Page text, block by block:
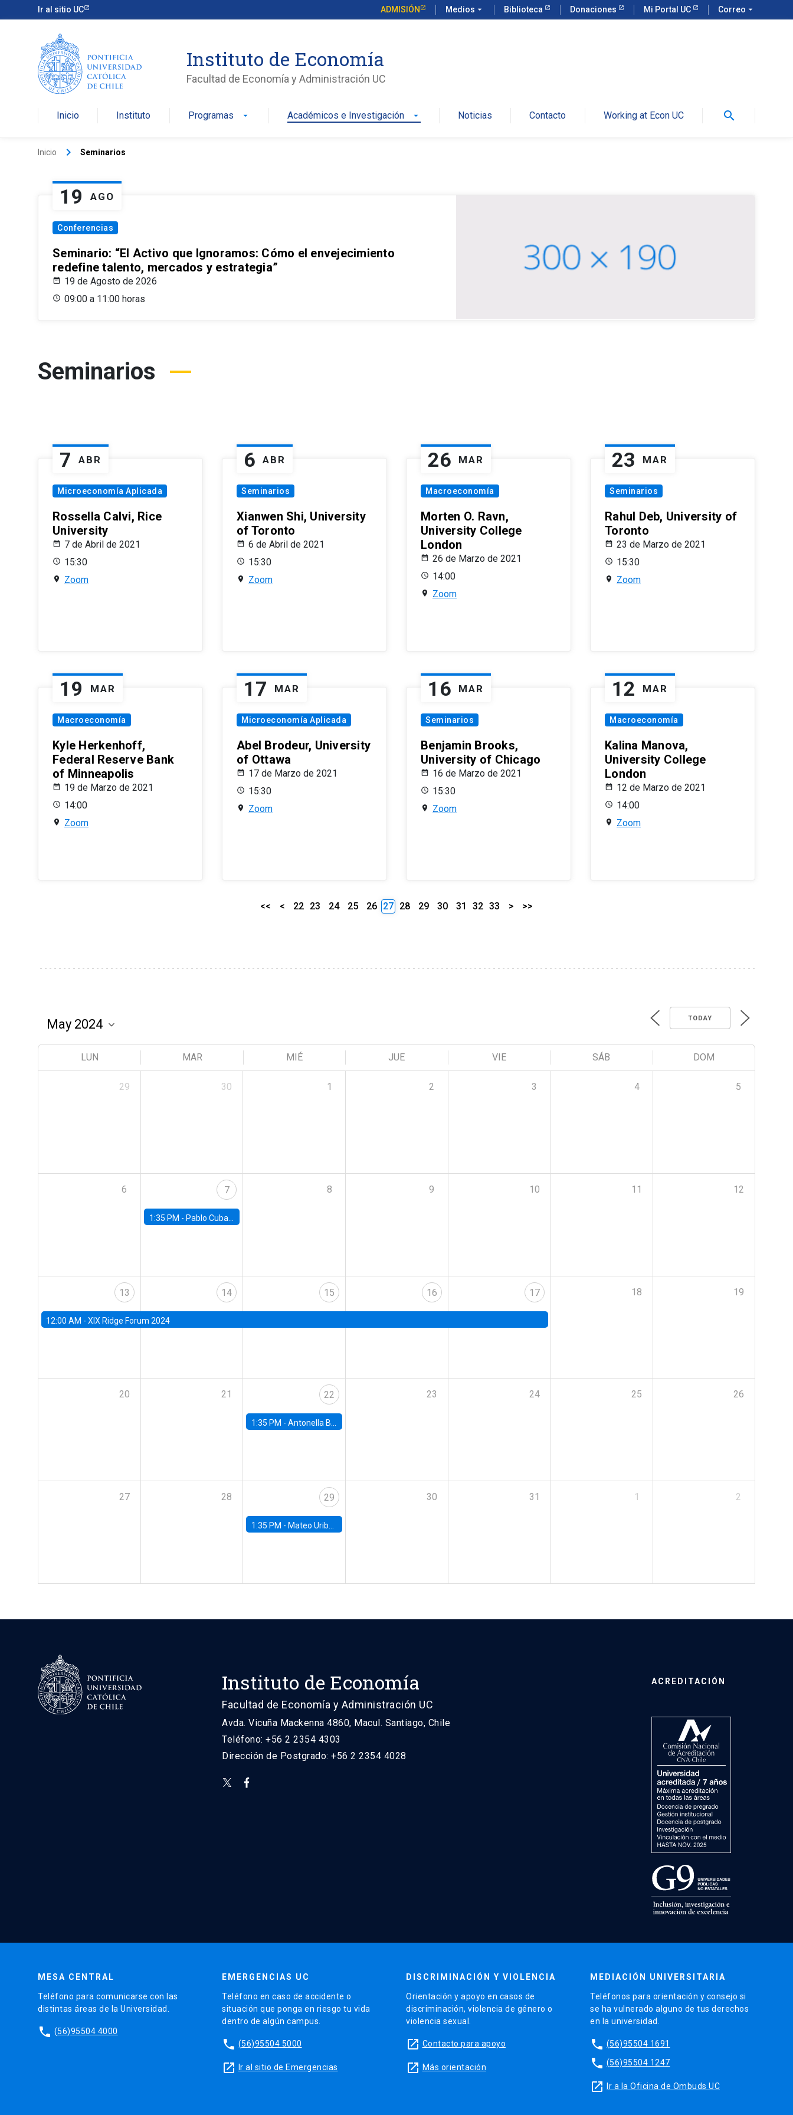
Ir al sitio UC ADMISIÓN Medios arrow_drop_down Biblioteca Donaciones Mi Portal UC Correo arrow_drop_down
Instituto de Economía
Facultad de Economía y Administración UC
Inicio Instituto Programas arrow_drop_down Académicos e Investigación arrow_drop_down Noticias Contacto Working at Econ UC search
Inicio keyboard_arrow_right Seminarios
19 AGO
Conferencias
Seminario: “El Activo que Ignoramos: Cómo el envejecimiento
redefine talento, mercados y estrategia”
19 de Agosto de 2026
09:00 a 11:00 horas
Seminarios
7 ABR
Microeconomía Aplicada
Rossella Calvi, Rice
University
7 de Abril de 2021
15:30
Zoom
6 ABR
Seminarios
Xianwen Shi, University
of Toronto
6 de Abril de 2021
15:30
Zoom
26 MAR
Macroeconomía
Morten O. Ravn,
University College
London
26 de Marzo de 2021
14:00
Zoom
23 MAR
Seminarios
Rahul Deb, University of
Toronto
23 de Marzo de 2021
15:30
Zoom
19 MAR
Macroeconomía
Kyle Herkenhoff,
Federal Reserve Bank
of Minneapolis
19 de Marzo de 2021
14:00
Zoom
17 MAR
Microeconomía Aplicada
Abel Brodeur, University
of Ottawa
17 de Marzo de 2021
15:30
Zoom
16 MAR
Seminarios
Benjamin Brooks,
University of Chicago
16 de Marzo de 2021
15:30
Zoom
12 MAR
Macroeconomía
Kalina Manova,
University College
London
12 de Marzo de 2021
14:00
Zoom
<< < 22 23 24 25 26 27 28 29 30 31 32 33 > >>
TODAY
LUN MAR MIÉ JUE VIE SÁB DOM
29 30 1 2 3 4 5
6 7
1:35 PM - Pablo Cuba, FED Board
8 9 10 11 12
13
12:00 AM - XIX Ridge Forum 2024
14 15 16 17 18 19
20 21 22
1:35 PM -Antonella Bancalari, Institute for Fiscal Studies (IFS) and Research Associate at University College London (UCL)
23 24 25 26
27 28 29
1:35 PM - Mateo Uribe-Castro, Universidad de los Andes (Colombia)
30 31 1 2
Instituto de Economía
Facultad de Economía y Administración UC
Avda. Vicuña Mackenna 4860, Macul. Santiago, Chile
Teléfono: +56 2 2354 4303
Dirección de Postgrado: +56 2 2354 4028
ACREDITACIÓN
MESA CENTRAL
Teléfono para comunicarse con las
distintas áreas de la Universidad.
phone (56)95504 4000
EMERGENCIAS UC
Teléfono en caso de accidente o
situación que ponga en riesgo tu vida
dentro de algún campus.
phone (56)95504 5000
launch Ir al sitio de Emergencias
DISCRIMINACIÓN Y VIOLENCIA
Orientación y apoyo en casos de
discriminación, violencia de género o
violencia sexual.
launch Contacto para apoyo
launch Más orientación
MEDIACIÓN UNIVERSITARIA
Teléfonos para orientación y consejo si
se ha vulnerado alguno de tus derechos
en la universidad.
phone (56)95504 1691
phone (56)95504 1247
launch Ir a la Oficina de Ombuds UC